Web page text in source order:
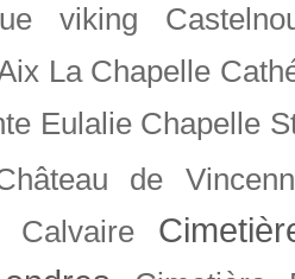
viking
La Chapelle
Eulalie Chapelle
de
Calvaire